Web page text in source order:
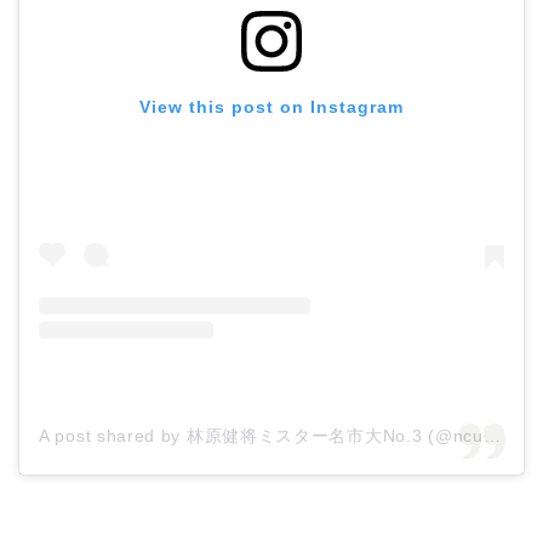
View this post on Instagram